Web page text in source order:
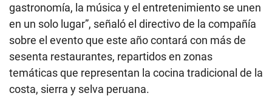
gastronomía, la música y el entretenimiento se unen
en un solo lugar”, señaló el directivo de la compañía
sobre el evento que este año contará con más de
sesenta restaurantes, repartidos en zonas
temáticas que representan la cocina tradicional de la
costa, sierra y selva peruana.